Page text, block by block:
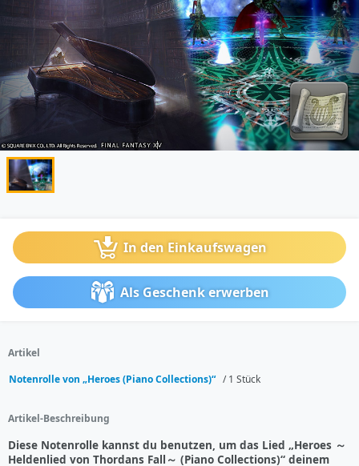
In den Einkaufswagen
Als Geschenk erwerben
Artikel
Notenrolle von „Heroes (Piano Collections)“ / 1 Stück
Artikel-Beschreibung
Diese Notenrolle kannst du benutzen, um das Lied „Heroes ～
Heldenlied von Thordans Fall～ (Piano Collections)“ deinem